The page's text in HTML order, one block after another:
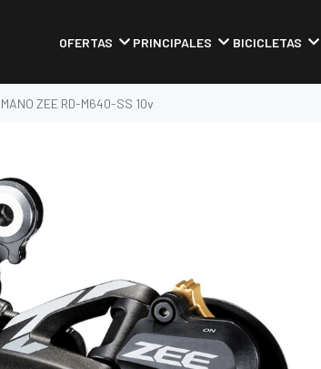
OFERTAS PRINCIPALES BICICLETAS
ZEE RD-M640-SS 10v